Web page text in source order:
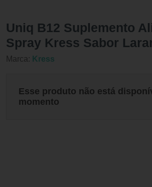
Uniq B12 Suplemento
Spray Kress Sabor
Marca: Kress
Esse produto não está
momento